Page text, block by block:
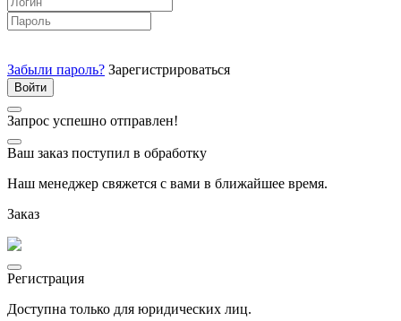
Забыли пароль? Зарегистрироваться
Запрос успешно отправлен!
Ваш заказ поступил в обработку
Наш менеджер свяжется с вами в ближайшее время.
Заказ
Регистрация
Доступна только для юридических лиц.